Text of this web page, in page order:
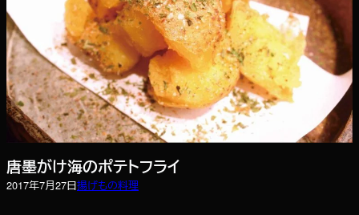
唐墨がけ海のポテトフライ
2017年7月27日揚げもの料理